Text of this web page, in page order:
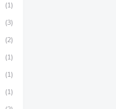
(1)
(3)
(2)
(1)
(1)
(1)